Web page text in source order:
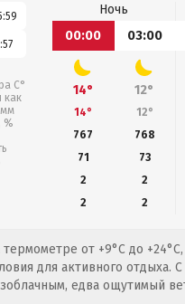
С°
как
%
Ночь
00:00
03:00
14° 12°
14° 12°
767
768
71
73
2
2
2
2
термометре от +9°C до
для активного отдыха.
едва ощутимый